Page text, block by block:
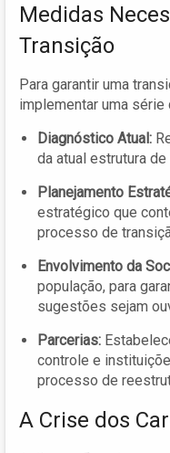
Medidas
Transição
Para garantir uma
implementar uma série
Diagnóstico Atual:
da atual estrutura
Planejamento
estratégico que
processo de
Envolvimento da
população, para
sugestões sejam
Parcerias:
controle e
processo de
A Crise dos